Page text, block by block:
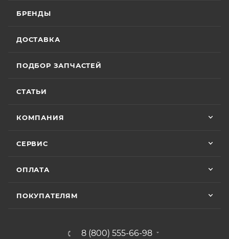
БРЕНДЫ
ДОСТАВКА
ПОДБОР ЗАПЧАСТЕЙ
СТАТЬИ
КОМПАНИЯ
СЕРВИС
ОПЛАТА
ПОКУПАТЕЛЯМ
8 (800) 555-66-98